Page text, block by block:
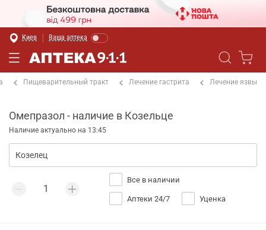
Киев Ваша аптека
Пищеварительный тракт Лечение гастрита Лечение язвы
Омепразол - наличие в Козельце
Наличие актуально на 13:45
Все в наличии
Аптеки 24/7 Уценка